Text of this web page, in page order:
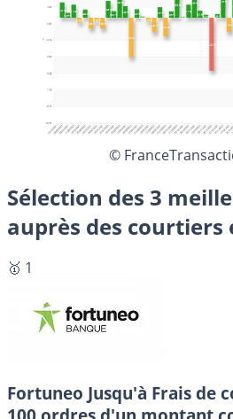
©
Sélection des 3
auprès des courtiers
🥇 1
Fortuneo Jusqu'à Frais de